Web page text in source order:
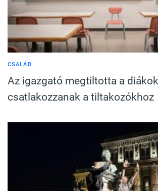
CSALÁD
Az igazgató megtiltotta a
csatlakozzanak a tiltakozókhoz